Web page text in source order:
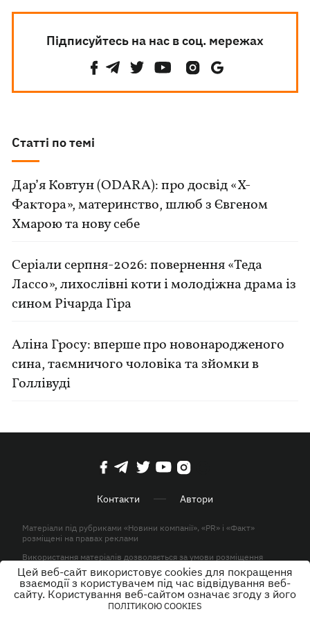
Підписуйтесь на нас в соц. мережах
Статті по темі
Дар’я Ковтун (ODARA): про досвід «Х-
Фактора», материнство, шлюб з Євгеном
Хмарою та нову себе
Серіали серпня-2026: повернення «Теда
Лассо», лихослівні коти і молодіжна драма із
сином Річарда Гіра
Аліна Гросу: вперше про новонародженого
сина, таємничого чоловіка та зйомки в
Голлівуді
Контакти Автори
Матеріали під рубриками «Новини компанії», «PR» і «Факт»
розміщені на правах реклами
Використання матеріалів дозволяється за умови розміщення
активного гіперпосилання на KP.UA в першому абзаці.
© ТОВ «ЮЛАВ МЕДІА» 2026. Всі права захищені.
Цей веб-сайт використовує cookies для покращення
взаємодії з користувачем під час відвідування веб-
сайту. Користування веб-сайтом означає згоду з його
ПОЛІТИКОЮ COOKIES